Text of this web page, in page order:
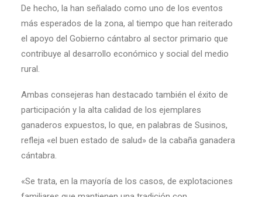
De hecho, la han señalado como uno de los eventos
más esperados de la zona, al tiempo que han reiterado
el apoyo del Gobierno cántabro al sector primario que
contribuye al desarrollo económico y social del medio
rural.
Ambas consejeras han destacado también el éxito de
participación y la alta calidad de los ejemplares
ganaderos expuestos, lo que, en palabras de Susinos,
refleja «el buen estado de salud» de la cabaña ganadera
cántabra.
«Se trata, en la mayoría de los casos, de explotaciones